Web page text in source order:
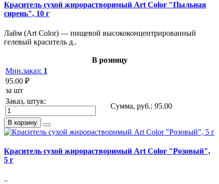
Краситель сухой жирорастворимый Art Color "Пыльная
сирень", 10 г
Лайм (Art Color) — пищевой высококонцентрированный
гелевый краситель д..
В розницу
Мин.заказ: 1
95.00 ₽
за шт
Заказ, штук:
Сумма, руб.: 95.00
В корзину
Краситель сухой жирорастворимый Art Color "Розовый",
5 г
..